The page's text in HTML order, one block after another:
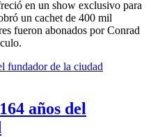
en un show exclusivo para
un cachet de 400 mil
fueron abonados por Conrad
años del